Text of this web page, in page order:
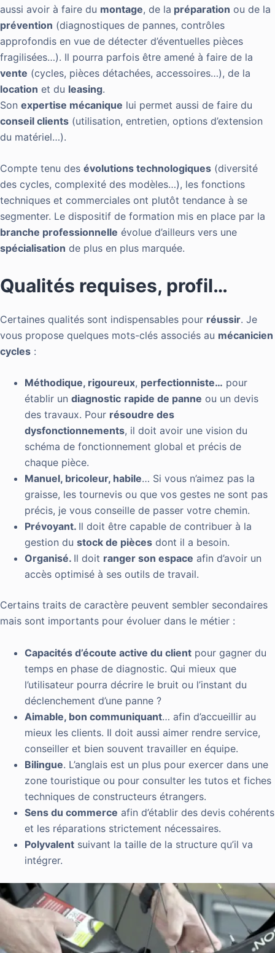
aussi avoir à faire du montage, de la préparation ou de la
prévention (diagnostiques de pannes, contrôles
approfondis en vue de détecter d’éventuelles pièces
fragilisées…). Il pourra parfois être amené à faire de la
vente (cycles, pièces détachées, accessoires…), de la
location et du leasing.
Son expertise mécanique lui permet aussi de faire du
conseil clients (utilisation, entretien, options d’extension
du matériel…).
Compte tenu des évolutions technologiques (diversité
des cycles, complexité des modèles…), les fonctions
techniques et commerciales ont plutôt tendance à se
segmenter. Le dispositif de formation mis en place par la
branche professionnelle évolue d’ailleurs vers une
spécialisation de plus en plus marquée.
Qualités requises, profil…
Certaines qualités sont indispensables pour réussir. Je
vous propose quelques mots-clés associés au mécanicien
cycles :
Méthodique, rigoureux, perfectionniste… pour
établir un diagnostic rapide de panne ou un devis
des travaux. Pour résoudre des
dysfonctionnements, il doit avoir une vision du
schéma de fonctionnement global et précis de
chaque pièce.
Manuel, bricoleur, habile… Si vous n’aimez pas la
graisse, les tournevis ou que vos gestes ne sont pas
précis, je vous conseille de passer votre chemin.
Prévoyant. Il doit être capable de contribuer à la
gestion du stock de pièces dont il a besoin.
Organisé. Il doit ranger son espace afin d’avoir un
accès optimisé à ses outils de travail.
Certains traits de caractère peuvent sembler secondaires
mais sont importants pour évoluer dans le métier :
Capacités d’écoute active du client pour gagner du
temps en phase de diagnostic. Qui mieux que
l’utilisateur pourra décrire le bruit ou l’instant du
déclenchement d’une panne ?
Aimable, bon communiquant… afin d’accueillir au
mieux les clients. Il doit aussi aimer rendre service,
conseiller et bien souvent travailler en équipe.
Bilingue. L’anglais est un plus pour exercer dans une
zone touristique ou pour consulter les tutos et fiches
techniques de constructeurs étrangers.
Sens du commerce afin d’établir des devis cohérents
et les réparations strictement nécessaires.
Polyvalent suivant la taille de la structure qu’il va
intégrer.